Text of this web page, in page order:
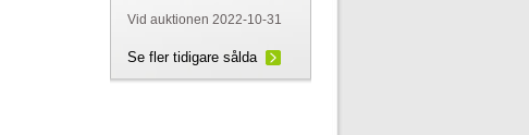
Vid auktionen 2022-10-31
Se fler tidigare sålda